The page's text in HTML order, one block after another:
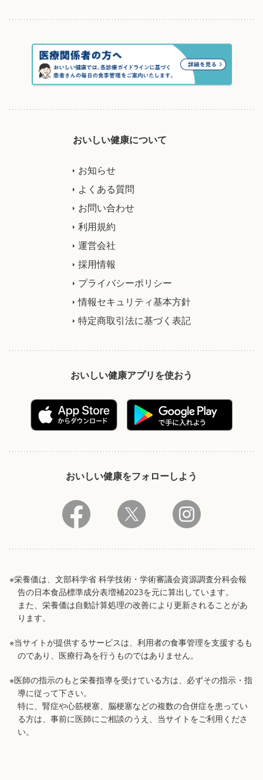
おいしい健康について
お知らせ
よくある質問
お問い合わせ
利用規約
運営会社
採用情報
プライバシーポリシー
情報セキュリティ基本方針
特定商取引法に基づく表記
おいしい健康アプリを使おう
おいしい健康をフォローしよう
※栄養価は、文部科学省 科学技術・学術審議会資源調査分科会報
告の日本食品標準成分表増補2023を元に算出しています。
また、栄養価は自動計算処理の改善により更新されることがあ
ります。
※当サイトが提供するサービスは、利用者の食事管理を支援するも
のであり、医療行為を行うものではありません。
※医師の指示のもと栄養指導を受けている方は、必ずその指示・指
導に従って下さい。
特に、腎症や心筋梗塞、脳梗塞などの複数の合併症を患ってい
る方は、事前に医師にご相談のうえ、当サイトをご利用くださ
い。